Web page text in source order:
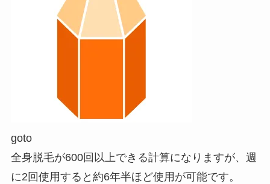
goto
全身脱毛が600回以上できる計算になりますが、週
に2回使用すると約6年半ほど使用が可能です。